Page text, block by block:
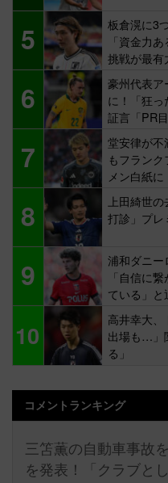
5
板倉滉に3
「資金力
挑戦が最有
6
豪州代表ア
に！「狂
証言「PR
7
堂安律が不
もフラン
メン白紙に
8
上田綺世
打診」プレ
9
浦和ダニー
「自信に
ている」
10
高井幸大
出場も…」
る」
コメントランキング
三笘薫の自動車事故
を発表！「クラブと